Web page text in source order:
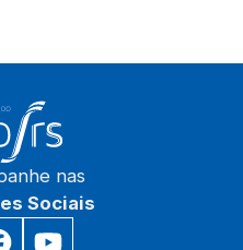
nas
Sociais